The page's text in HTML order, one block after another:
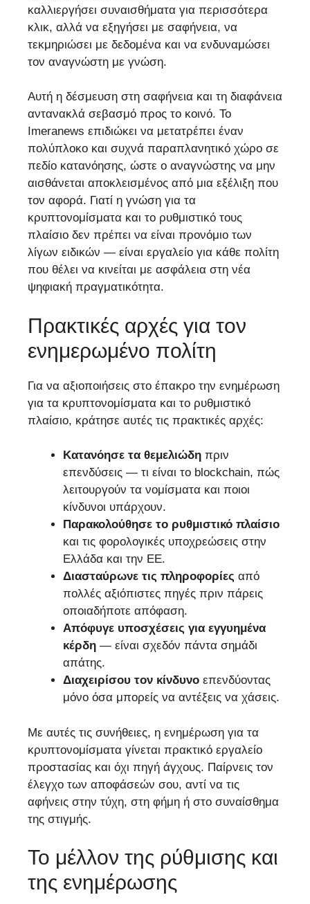
καλλιεργήσει συναισθήματα για περισσότερα
κλικ, αλλά να εξηγήσει με σαφήνεια, να
τεκμηριώσει με δεδομένα και να ενδυναμώσει
τον αναγνώστη με γνώση.
Αυτή η δέσμευση στη σαφήνεια και τη διαφάνεια
αντανακλά σεβασμό προς το κοινό. Το
Imeranews επιδιώκει να μετατρέπει έναν
πολύπλοκο και συχνά παραπλανητικό χώρο σε
πεδίο κατανόησης, ώστε ο αναγνώστης να μην
αισθάνεται αποκλεισμένος από μια εξέλιξη που
τον αφορά. Γιατί η γνώση για τα
κρυπτονομίσματα και το ρυθμιστικό τους
πλαίσιο δεν πρέπει να είναι προνόμιο των
λίγων ειδικών — είναι εργαλείο για κάθε πολίτη
που θέλει να κινείται με ασφάλεια στη νέα
ψηφιακή πραγματικότητα.
Πρακτικές αρχές για τον
ενημερωμένο πολίτη
Για να αξιοποιήσεις στο έπακρο την ενημέρωση
για τα κρυπτονομίσματα και το ρυθμιστικό
πλαίσιο, κράτησε αυτές τις πρακτικές αρχές:
Κατανόησε τα θεμελιώδη πριν
επενδύσεις — τι είναι το blockchain, πώς
λειτουργούν τα νομίσματα και ποιοι
κίνδυνοι υπάρχουν.
Παρακολούθησε το ρυθμιστικό πλαίσιο
και τις φορολογικές υποχρεώσεις στην
Ελλάδα και την ΕΕ.
Διασταύρωνε τις πληροφορίες από
πολλές αξιόπιστες πηγές πριν πάρεις
οποιαδήποτε απόφαση.
Απόφυγε υποσχέσεις για εγγυημένα
κέρδη — είναι σχεδόν πάντα σημάδι
απάτης.
Διαχειρίσου τον κίνδυνο επενδύοντας
μόνο όσα μπορείς να αντέξεις να χάσεις.
Με αυτές τις συνήθειες, η ενημέρωση για τα
κρυπτονομίσματα γίνεται πρακτικό εργαλείο
προστασίας και όχι πηγή άγχους. Παίρνεις τον
έλεγχο των αποφάσεών σου, αντί να τις
αφήνεις στην τύχη, στη φήμη ή στο συναίσθημα
της στιγμής.
Το μέλλον της ρύθμισης και
της ενημέρωσης